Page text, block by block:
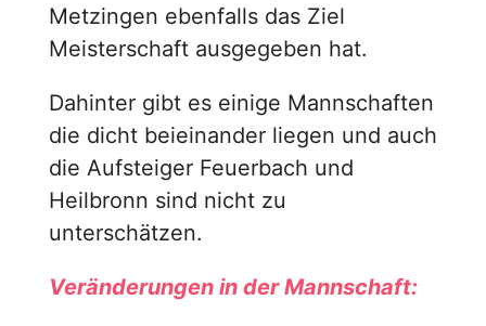
Metzingen ebenfalls das Ziel
Meisterschaft ausgegeben hat.
Dahinter gibt es einige Mannschaften
die dicht beieinander liegen und auch
die Aufsteiger Feuerbach und
Heilbronn sind nicht zu
unterschätzen.
Veränderungen in der Mannschaft: